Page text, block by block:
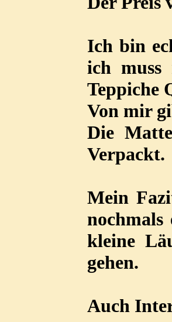
Ich bin
ich muss
Teppiche
Von mir
Die
Verpackt.
Mein
kleine
gehen.
Auch